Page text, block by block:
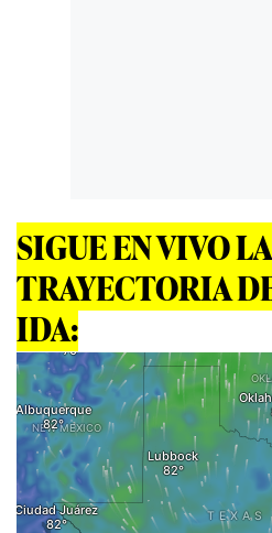
SIGUE EN VIVO LA
TRAYECTORIA
IDA: